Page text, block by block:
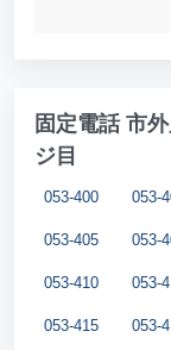
固定電話 市
ジ目
053-400 053-
053-405 053-
053-410 053-
053-415 053-